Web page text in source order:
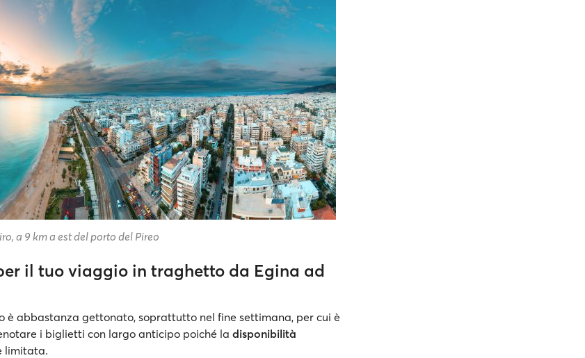
a 9 km a est del porto del Pireo
il tuo viaggio in traghetto da Egina ad
è abbastanza gettonato, soprattutto nel fine settimana, per cui è
i biglietti con largo anticipo poiché la disponibilità
limitata.